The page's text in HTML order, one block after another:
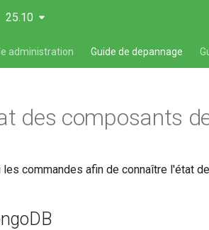
25.10
administration Guide de depannage
des composants
les commandes afin de connaître l'état